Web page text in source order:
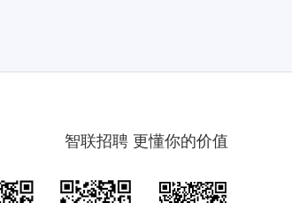
智联招聘 更懂你的价值